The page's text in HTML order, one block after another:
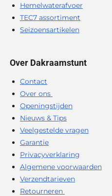
Hemelwaterafvoer
TEC7 assortiment
Seizoensartikelen
Over Dakraamstunt
Contact
Over ons
Openingstijden
Nieuws & Tips
Veelgestelde vragen
Garantie
Privacyverklaring
Algemene voorwaarden
Verzendtarieven
Retourneren